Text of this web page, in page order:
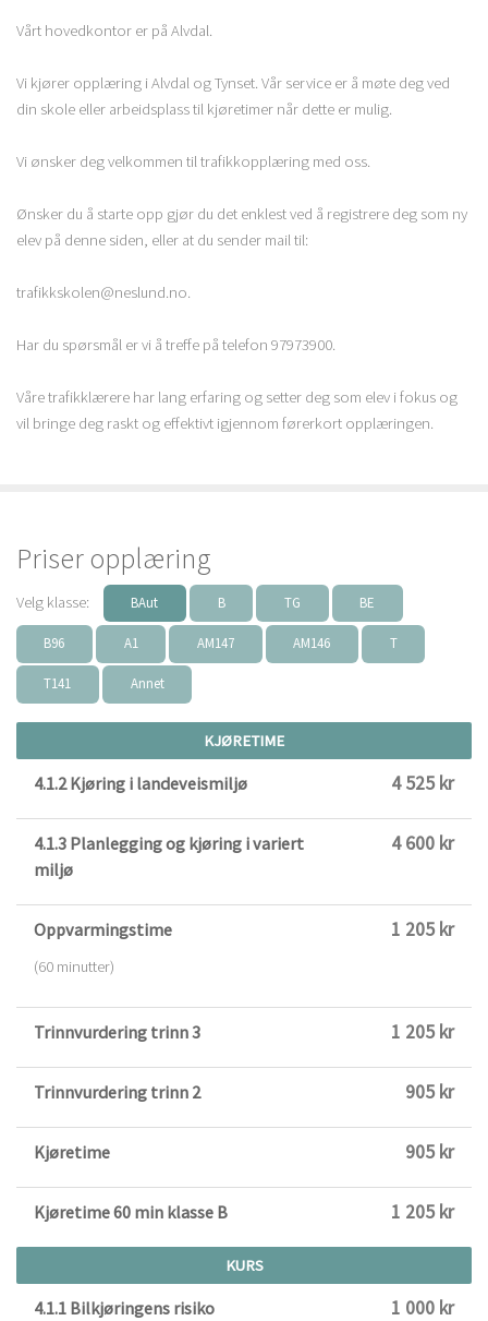
Vårt hovedkontor er på Alvdal.
Vi kjører opplæring i Alvdal og Tynset. Vår service er å møte deg ved
din skole eller arbeidsplass til kjøretimer når dette er mulig.
Vi ønsker deg velkommen til trafikkopplæring med oss.
Ønsker du å starte opp gjør du det enklest ved å registrere deg som ny
elev på denne siden, eller at du sender mail til:
trafikkskolen@neslund.no.
Har du spørsmål er vi å treffe på telefon 97973900.
Våre trafikklærere har lang erfaring og setter deg som elev i fokus og
vil bringe deg raskt og effektivt igjennom førerkort opplæringen.
Priser opplæring
Velg klasse: BAut B TG BE
B96 A1 AM147 AM146 T
T141 Annet
KJØRETIME
4.1.2 Kjøring i landeveismiljø 4 525 kr
4.1.3 Planlegging og kjøring i variert
miljø
4 600 kr
Oppvarmingstime
(60 minutter)
1 205 kr
Trinnvurdering trinn 3 1 205 kr
Trinnvurdering trinn 2 905 kr
Kjøretime 905 kr
Kjøretime 60 min klasse B 1 205 kr
KURS
4.1.1 Bilkjøringens risiko 1 000 kr